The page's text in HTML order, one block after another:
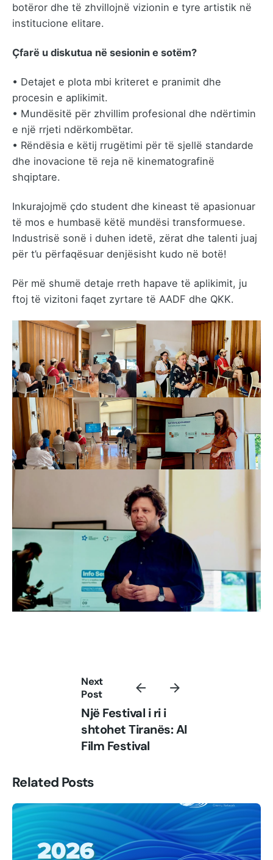
botëror dhe të zhvillojnë vizionin e tyre artistik në
institucione elitare.
Çfarë u diskutua në sesionin e sotëm?
• Detajet e plota mbi kriteret e pranimit dhe
procesin e aplikimit.
• Mundësitë për zhvillim profesional dhe ndërtimin
e një rrjeti ndërkombëtar.
• Rëndësia e këtij rrugëtimi për të sjellë standarde
dhe inovacione të reja në kinematografinë
shqiptare.
Inkurajojmë çdo student dhe kineast të apasionuar
të mos e humbasë këtë mundësi transformuese.
Industrisë sonë i duhen idetë, zërat dhe talenti juaj
për t’u përfaqësuar denjësisht kudo në botë!
Për më shumë detaje rreth hapave të aplikimit, ju
ftoj të vizitoni faqet zyrtare të AADF dhe QKK.
Next
Post
Një Festival i ri i
shtohet Tiranës: AI
Film Festival
Related Posts